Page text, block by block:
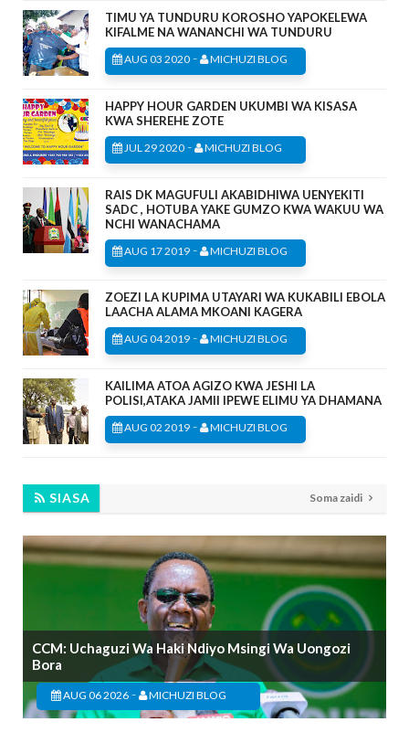
TIMU YA TUNDURU KOROSHO YAPOKELEWA
KIFALME NA WANANCHI WA TUNDURU
AUG 03 2020 - MICHUZI BLOG
HAPPY HOUR GARDEN UKUMBI WA KISASA
KWA SHEREHE ZOTE
JUL 29 2020 - MICHUZI BLOG
RAIS DK MAGUFULI AKABIDHIWA UENYEKITI
SADC , HOTUBA YAKE GUMZO KWA WAKUU WA
NCHI WANACHAMA
AUG 17 2019 - MICHUZI BLOG
ZOEZI LA KUPIMA UTAYARI WA KUKABILI EBOLA
LAACHA ALAMA MKOANI KAGERA
AUG 04 2019 - MICHUZI BLOG
KAILIMA ATOA AGIZO KWA JESHI LA
POLISI,ATAKA JAMII IPEWE ELIMU YA DHAMANA
AUG 02 2019 - MICHUZI BLOG
SIASA Soma zaidi
CCM: Uchaguzi Wa Haki Ndiyo Msingi Wa Uongozi
Bora
AUG 06 2026 - MICHUZI BLOG